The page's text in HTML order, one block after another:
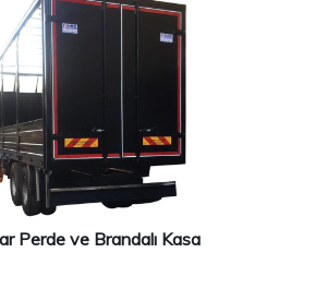
Perde ve Brandalı Kasa